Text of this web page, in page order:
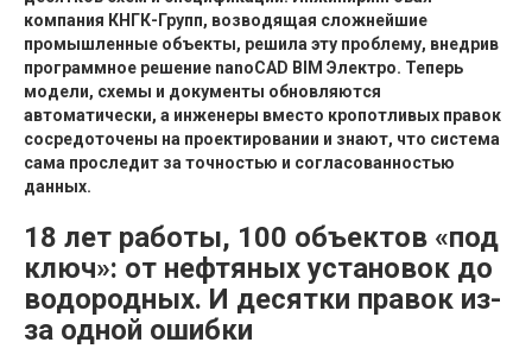
компания КНГК-Групп, возводящая сложнейшие
промышленные объекты, решила эту проблему, внедрив
программное решение nanoCAD BIM Электро. Теперь
модели, схемы и документы обновляются
автоматически, а инженеры вместо кропотливых правок
сосредоточены на проектировании и знают, что система
сама проследит за точностью и согласованностью
данных.
18 лет работы, 100 объектов «под
ключ»: от нефтяных установок до
водородных. И десятки правок из-
за одной ошибки